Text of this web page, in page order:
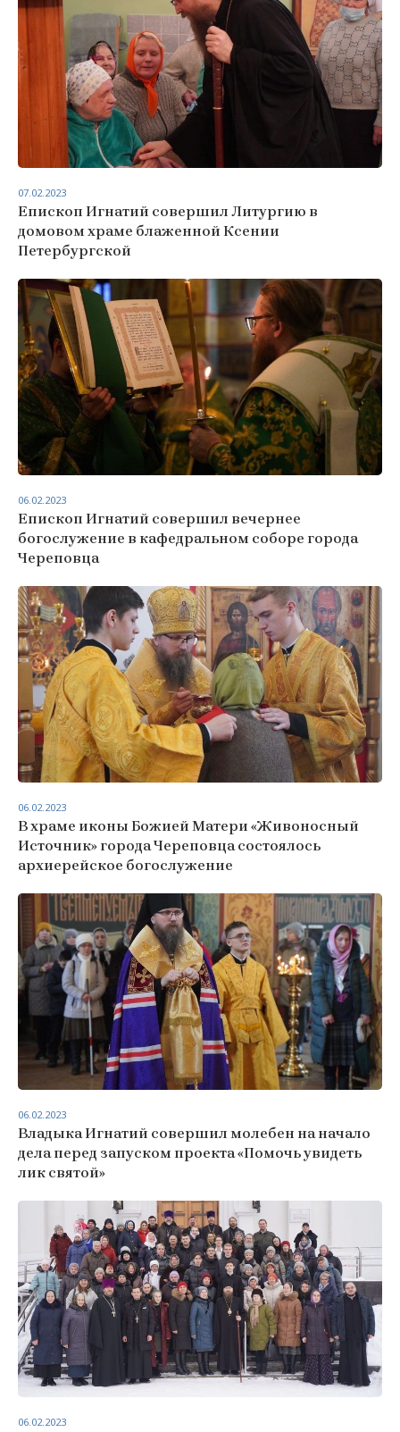
Епископ Игнатий совершил Литургию в
домовом храме блаженной Ксении
Петербургской
07.02.2023
Епископ Игнатий совершил вечернее
богослужение в кафедральном соборе города
Череповца
06.02.2023
В храме иконы Божией Матери «Живоносный
Источник» города Череповца состоялось
архиерейское богослужение
06.02.2023
Владыка Игнатий совершил молебен на начало
дела перед запуском проекта «Помочь увидеть
лик святой»
06.02.2023
06.02.2023